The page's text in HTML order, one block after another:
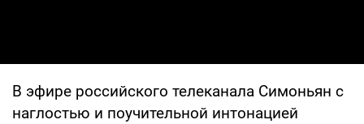
В эфире российского телеканала Симоньян с
наглостью и поучительной интонацией